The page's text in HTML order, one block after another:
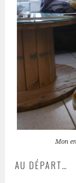
Mon
AU DÉPART…